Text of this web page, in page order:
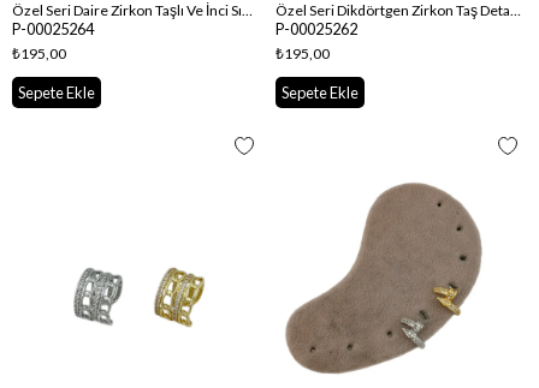
Özel Seri Daire Zirkon Taşlı Ve İnci Sıralı Kıkırdak Küpe
P-00025264
₺195,00
Sepete Ekle
Özel Seri Dikdörtgen Zirkon Taş Detay Kıkırdak Küpe
P-00025262
₺195,00
Sepete Ekle